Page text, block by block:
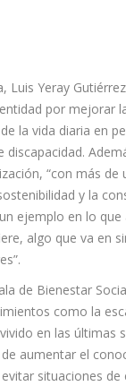
Luis Yeray
por mejorar
la vida diaria en
discapacidad.
“con más de
y la
ejemplo en lo
algo que va en
de Bienestar
como la
en las últimas
aumentar el
situaciones de